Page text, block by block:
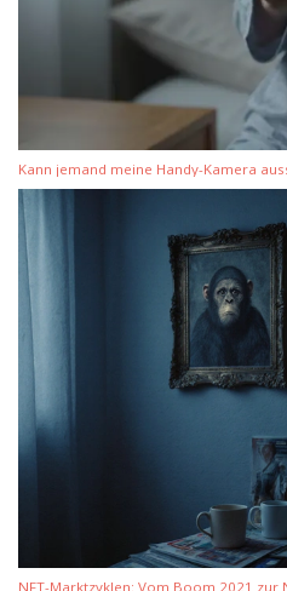
Kann jemand meine Handy-Kamera
NFT-Marktzyklen: Vom Boom 2021 zur